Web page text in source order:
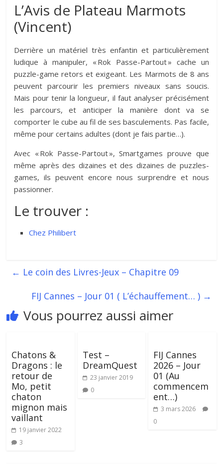
L’Avis de Plateau Marmots
(Vincent)
Derrière un matériel très enfantin et particulièrement
ludique à manipuler, « Rok Passe-Partout » cache un
puzzle-game retors et exigeant. Les Marmots de 8 ans
peuvent parcourir les premiers niveaux sans soucis.
Mais pour tenir la longueur, il faut analyser précisément
les parcours, et anticiper la manière dont va se
comporter le cube au fil de ses basculements. Pas facile,
même pour certains adultes (dont je fais partie…).
Avec « Rok Passe-Partout », Smartgames prouve que
même après des dizaines et des dizaines de puzzles-
games, ils peuvent encore nous surprendre et nous
passionner.
Le trouver :
Chez Philibert
← Le coin des Livres-Jeux – Chapitre 09
FIJ Cannes – Jour 01 ( L’échauffement… ) →
Vous pourrez aussi aimer
Chatons &
Dragons : le
retour de
Mo, petit
chaton
mignon mais
vaillant
19 janvier 2022
3
Test –
DreamQuest
23 janvier 2019
0
FIJ Cannes
2026 – Jour
01 (Au
commencem
ent…)
3 mars 2026
0